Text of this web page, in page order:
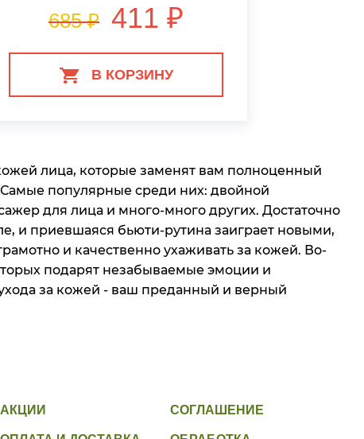
685 ₽ 411 ₽
В КОРЗИНУ
лица, которые заменят вам полноценный
Самые популярные среди них: двойной
для лица и много-много других. Достаточно
и приевшаяся бьюти-рутина заиграет новыми,
и качественно ухаживать за кожей. Во-
подарят незабываемые эмоции и
за кожей - ваш преданный и верный
АКЦИИ СОГЛАШЕНИЕ